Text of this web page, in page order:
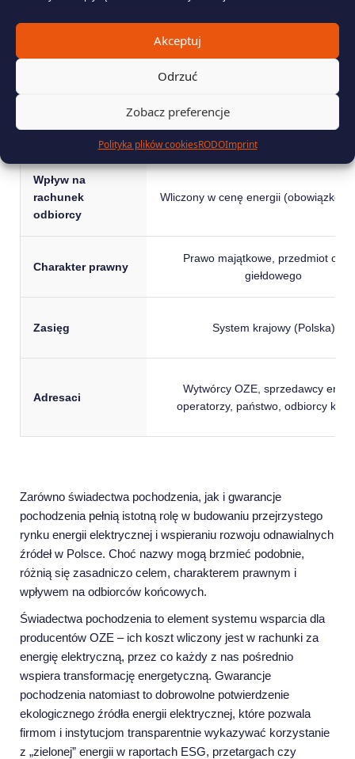
Akceptuj
Odrzuć
Zobacz preferencje
Polityka plików cookiesRODOImprint
Prezes Urzędu Regulacji Energetyki
Do momentu umorzenia w systemie
Dotyczy spółek energetycznych
Wpływ na
rachunek
odbiorcy
Wliczony w cenę energii
Charakter prawny
Prawo majątkowe, przedmiot
giełdowego
Zasięg System krajowy (Polska)
Adresaci
Wytwórcy OZE, sprzedawcy
operatorzy, państwo, odbiorcy
Zarówno świadectwa pochodzenia, jak i gwarancje
pochodzenia pełnią istotną rolę w budowaniu przejrzystego
rynku energii elektrycznej i wspieraniu rozwoju odnawialnych
źródeł w Polsce. Choć nazwy mogą brzmieć podobnie,
różnią się zasadniczo celem, charakterem prawnym i
wpływem na odbiorców końcowych.
Świadectwa pochodzenia to element systemu wsparcia dla
producentów OZE – ich koszt wliczony jest w rachunki za
energię elektryczną, przez co każdy z nas pośrednio
wspiera transformację energetyczną. Gwarancje
pochodzenia natomiast to dobrowolne potwierdzenie
ekologicznego źródła energii elektrycznej, które pozwala
firmom i instytucjom transparentnie wykazywać korzystanie
z „zielonej” energii w raportach ESG, przetargach czy